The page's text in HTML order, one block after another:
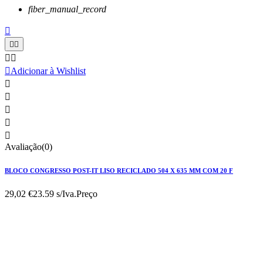
fiber_manual_record

 
 
Adicionar à Wishlist





Avaliação(0)
BLOCO CONGRESSO POST-IT LISO RECICLADO 504 X 635 MM COM 20 F
29,02 €23.59 s/Iva.Preço